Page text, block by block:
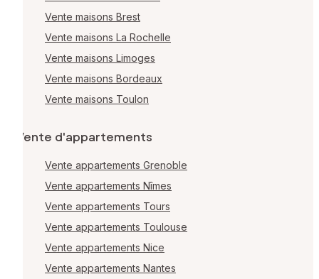
Vente maisons Brest
Vente maisons La Rochelle
Vente maisons Limoges
Vente maisons Bordeaux
Vente maisons Toulon
Vente d'appartements
Vente appartements Grenoble
Vente appartements Nîmes
Vente appartements Tours
Vente appartements Toulouse
Vente appartements Nice
Vente appartements Nantes